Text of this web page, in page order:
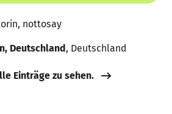
nottosay
Deutschland, Deutschland
Einträge zu sehen.